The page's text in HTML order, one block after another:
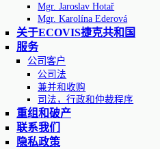
Mgr. Jaroslav Hotař
Mgr. Karolína Ederová
关于ECOVIS捷克共和国
服务
公司客户
公司法
兼并和收购
司法，行政和仲裁程序
重组和破产
联系我们
隐私政策